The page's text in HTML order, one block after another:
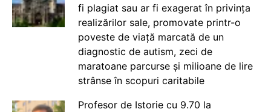
fi plagiat sau ar fi exagerat în privința
realizărilor sale, promovate printr-o
poveste de viață marcată de un
diagnostic de autism, zeci de
maratoane parcurse și milioane de lire
strânse în scopuri caritabile
Profesor de Istorie cu 9.70 la